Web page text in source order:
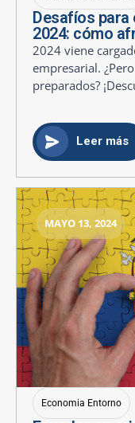
Desafíos
2024: cómo
2024 viene
empresarial.
preparados?
Leer más
MAYO 13, 2024
Economia Entorno